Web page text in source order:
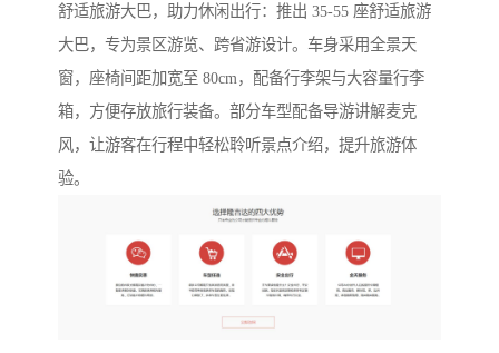
舒适旅游大巴，助力休闲出行：推出 35-55 座舒适旅游
大巴，专为景区游览、跨省游设计。车身采用全景天
窗，座椅间距加宽至 80cm，配备行李架与大容量行李
箱，方便存放旅行装备。部分车型配备导游讲解麦克
风，让游客在行程中轻松聆听景点介绍，提升旅游体
验。